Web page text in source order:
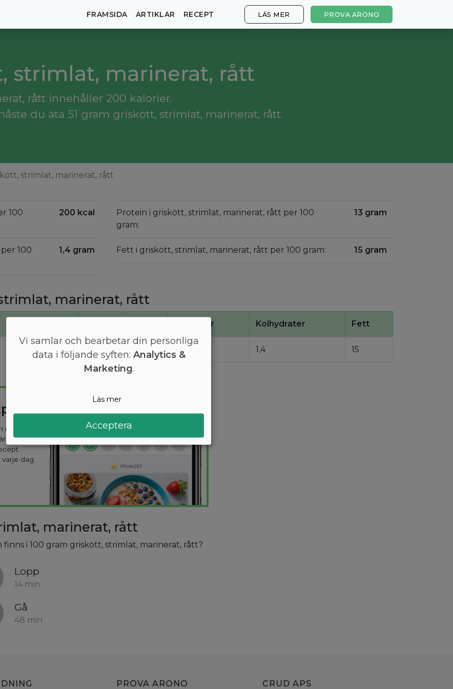
FRAMSIDA ARTIKLAR RECEPT LÄS MER PROVA ARONO
strimlat, marinerat, rått
rått innehåller 200 kalorier.
du äta 51 gram griskött, strimlat, marinerat, rått.
strimlat, marinerat, rått
100
200 kcal
100
1,4 gram
Protein i griskött, strimlat, marinerat, rått per 100
gram:
13 gram
Fett i griskött, strimlat, marinerat, rått per 100 gram: 15 gram
marinerat, rått
Proteiner Kolhydrater Fett
200 810 13 1,4 15
mest
dag.
marinerat, rått
i 100 gram griskött, strimlat, marinerat, rått?
Lopp
14 min
Gå
48 min
PROVA ARONO CRUD APS
Vi samlar och bearbetar din personliga
data i följande syften: Analytics &
Marketing.
Läs mer
Acceptera